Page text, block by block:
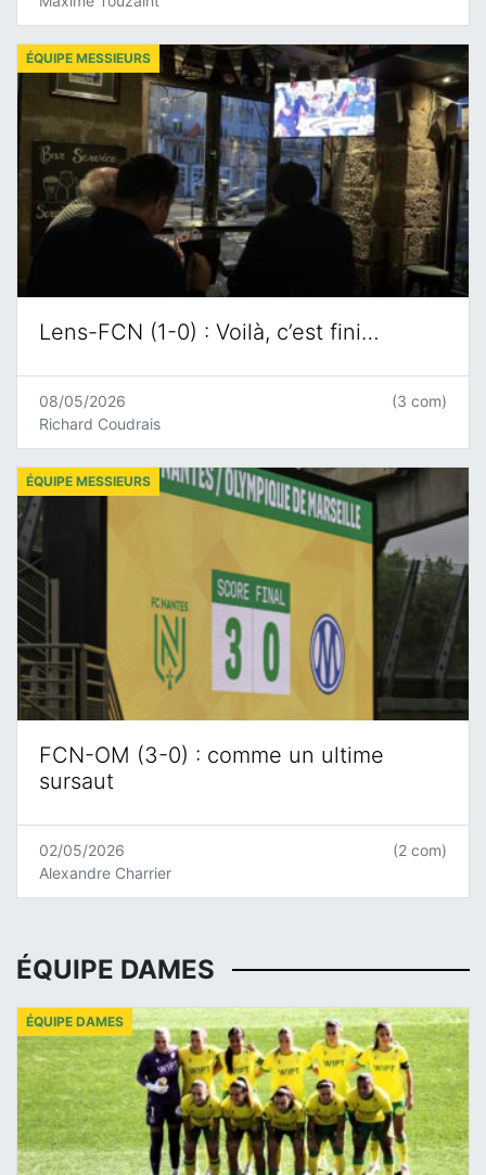
Lens-FCN (1-0) : Voilà, c’est fini…
ÉQUIPE MESSIEURS
08/05/2026
Richard Coudrais
(3 com)
FCN-OM (3-0) : comme un ultime
sursaut
ÉQUIPE MESSIEURS
02/05/2026
Alexandre Charrier
(2 com)
ÉQUIPE DAMES
ÉQUIPE DAMES